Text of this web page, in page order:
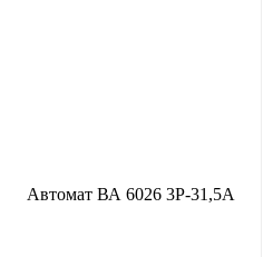
Автомат ВА 6026 3Р-31,5А